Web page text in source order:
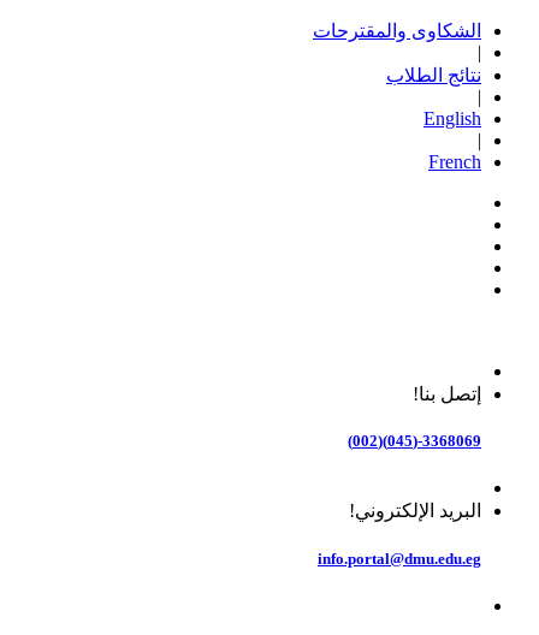
الشكاوى والمقترحات
|
نتائج الطلاب
|
English
|
French
إتصل بنا!
3368069-(045)(002)
البريد الإلكتروني!
info.portal@dmu.edu.eg